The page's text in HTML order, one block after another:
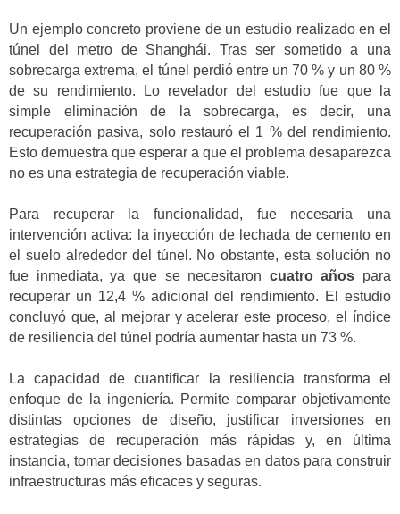
Un ejemplo concreto proviene de un estudio realizado en el
túnel del metro de Shanghái. Tras ser sometido a una
sobrecarga extrema, el túnel perdió entre un 70 % y un 80 %
de su rendimiento. Lo revelador del estudio fue que la
simple eliminación de la sobrecarga, es decir, una
recuperación pasiva, solo restauró el 1 % del rendimiento.
Esto demuestra que esperar a que el problema desaparezca
no es una estrategia de recuperación viable.
Para recuperar la funcionalidad, fue necesaria una
intervención activa: la inyección de lechada de cemento en
el suelo alrededor del túnel. No obstante, esta solución no
fue inmediata, ya que se necesitaron cuatro años para
recuperar un 12,4 % adicional del rendimiento. El estudio
concluyó que, al mejorar y acelerar este proceso, el índice
de resiliencia del túnel podría aumentar hasta un 73 %.
La capacidad de cuantificar la resiliencia transforma el
enfoque de la ingeniería. Permite comparar objetivamente
distintas opciones de diseño, justificar inversiones en
estrategias de recuperación más rápidas y, en última
instancia, tomar decisiones basadas en datos para construir
infraestructuras más eficaces y seguras.